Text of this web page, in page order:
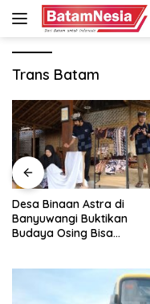
Langsung
Trans Batam
Desa Binaan Astra di
Banyuwangi Buktikan
Budaya Osing Bisa